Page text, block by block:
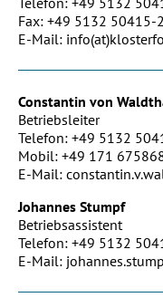
Fax: +49 5132 50415-
E-Mail:
Constantin von
Betriebsleiter
Telefon: +49 5132
Mobil: +49 171
E-Mail:
Johannes Stumpf
Betriebsassistent
Telefon: +49 5132
E-Mail: